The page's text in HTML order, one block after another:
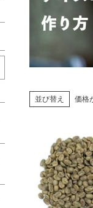
並び替え 価格